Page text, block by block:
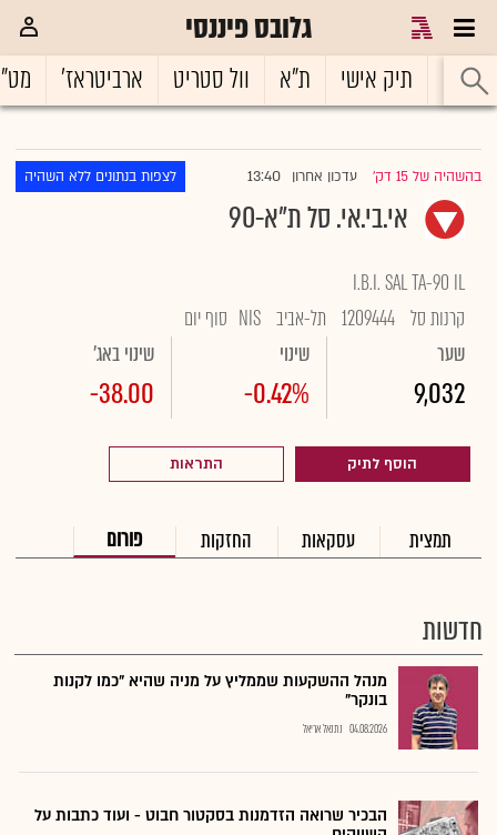
גלובס פיננסי
ראשי תיק אישי ת"א וול סטריט ארביטראז'
בהשהיה של 15 דק' |עדכון אחרון 13:40 לצפות בנתונים ללא השהיה
אי.בי.אי. סל ת"א-90
I.B.I. SAL TA-90 IL
קרנות סל 1209444 תל-אביב NIS סוף יום
שער
9,032
שינוי
-0.42%
שינוי באג'
-38.00
הוסף לתיק התראות
תמצית עסקאות החזקות פורום
חדשות
מנהל ההשקעות שממליץ על מניה שהיא "כמו לקנות
בונקר"
04.08.2026 נתנאל אריאל
הבכיר שרואה הזדמנות בסקטור חבוט - ועוד כתבות על